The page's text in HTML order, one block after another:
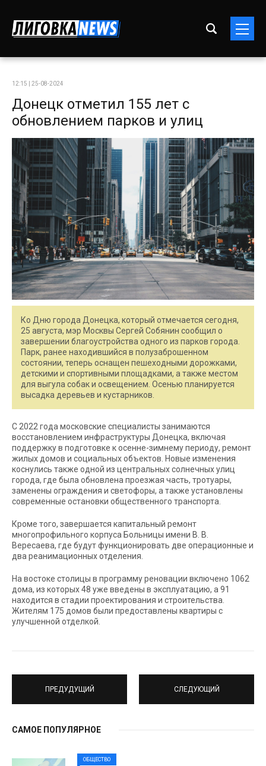
12:15 | 25-08-2024
Донецк отметил 155 лет с
обновлением парков и улиц
Ко Дню города Донецка, который отмечается сегодня,
25 августа, мэр Москвы Сергей Собянин сообщил о
завершении благоустройства одного из парков города.
Парк, ранее находившийся в полузаброшенном
состоянии, теперь оснащен пешеходными дорожками,
детскими и спортивными площадками, а также местом
для выгула собак и освещением. Осенью планируется
высадка деревьев и кустарников.
С 2022 года московские специалисты занимаются
восстановлением инфраструктуры Донецка, включая
поддержку в подготовке к осенне-зимнему периоду, ремонт
жилых домов и социальных объектов. Новые изменения
коснулись также одной из центральных солнечных улиц
города, где была обновлена проезжая часть, тротуары,
заменены ограждения и светофоры, а также установлены
современные остановки общественного транспорта.
Кроме того, завершается капитальный ремонт
многопрофильного корпуса Больницы имени В. В.
Вересаева, где будут функционировать две операционные и
два реанимационных отделения.
На востоке столицы в программу реновации включено 1062
дома, из которых 48 уже введены в эксплуатацию, а 91
находится в стадии проектирования и строительства.
Жителям 175 домов были предоставлены квартиры с
улучшенной отделкой.
ПРЕДУДУЩИЙ СЛЕДУЮЩИЙ
САМОЕ ПОПУЛЯРНОЕ
ОБЩЕСТВО